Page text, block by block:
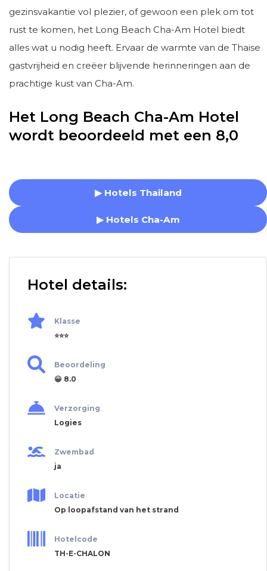
gezinsvakantie vol plezier, of gewoon een plek om tot
rust te komen, het Long Beach Cha-Am Hotel biedt
alles wat u nodig heeft. Ervaar de warmte van de Thaise
gastvrijheid en creëer blijvende herinneringen aan de
prachtige kust van Cha-Am.
Het Long Beach Cha-Am Hotel
wordt beoordeeld met een 8,0
▶ Hotels Thailand
▶ Hotels Cha-Am
Hotel details:
Klasse
⭐⭐⭐
Beoordeling
😀 8.0
Verzorging
Logies
Zwembad
ja
Locatie
Op loopafstand van het strand
Hotelcode
TH-E-CHALON